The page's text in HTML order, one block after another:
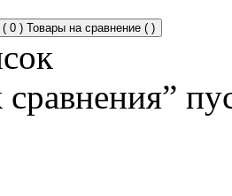
( 0 ) Товары на сравнение ( )